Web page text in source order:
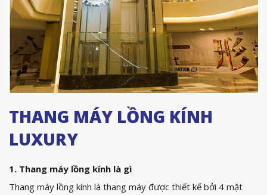
THANG MÁY LỒNG KÍNH
LUXURY
1. Thang máy lồng kính là gì
Thang máy lồng kính là thang máy được thiết kế bởi 4 mặt